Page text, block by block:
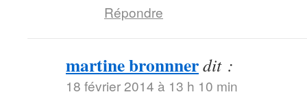
Répondre
martine bronnnerdit :
18 février 2014 à 13 h 10 min